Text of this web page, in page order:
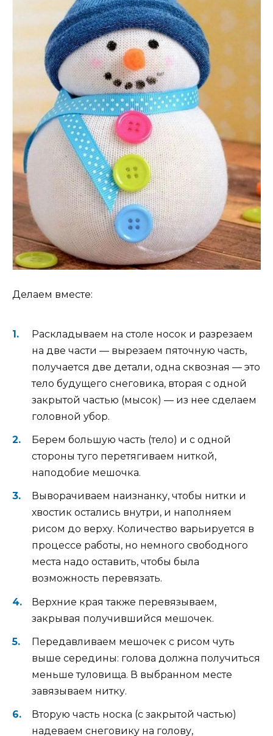
Делаем вместе:
Раскладываем на столе носок и разрезаем
на две части — вырезаем пяточную часть,
получается две детали, одна сквозная — это
тело будущего снеговика, вторая с одной
закрытой частью (мысок) — из нее сделаем
головной убор.
Берем большую часть (тело) и с одной
стороны туго перетягиваем ниткой,
наподобие мешочка.
Выворачиваем наизнанку, чтобы нитки и
хвостик остались внутри, и наполняем
рисом до верху. Количество варьируется в
процессе работы, но немного свободного
места надо оставить, чтобы была
возможность перевязать.
Верхние края также перевязываем,
закрывая получившийся мешочек.
Передавливаем мешочек с рисом чуть
выше середины: голова должна получиться
меньше туловища. В выбранном месте
завязываем нитку.
Вторую часть носка (с закрытой частью)
надеваем снеговику на голову,